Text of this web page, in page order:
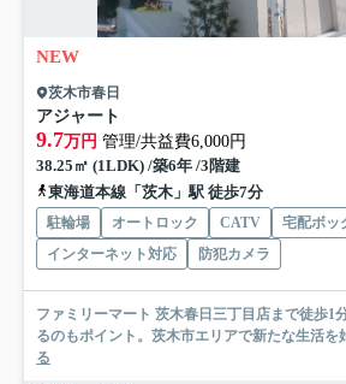
NEW
茨木市春日
アジャート
9.7万円 管理/共益費6,000円
38.25㎡ (1LDK) /築6年 /3階建
東海道本線「茨木」駅 徒歩7分
駐輪場 オートロック CATV
宅配ボッ
インターネット対応
防犯カメラ
ファミリーマート 茨木春日三丁目店まで徒歩1
るのもポイント。茨木市エリアで新たな生活を
る